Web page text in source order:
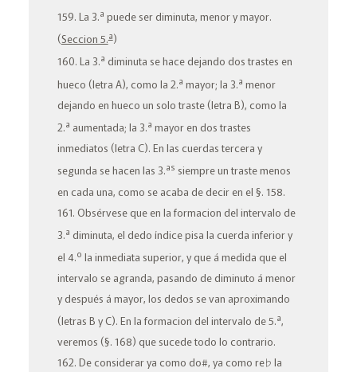
159. La 3.a puede serdiminuta, menorymayor.
(Seccion 5.a)
160. La 3.a diminuta se hace dejando dos trastes en
hueco (letra A), como la 2.a mayor; la 3.a menor
dejando en hueco un solo traste (letra B), como la
2.a aumentada; la 3.a mayoren dos trastes
inmediatos (letra C). En las cuerdas tercera y
segunda se hacen las 3.as siempre un traste menos
en cada una, como se acaba de decir en el §. 158.
161. Obsérvese que en la formacion del intervalo de
3.a diminuta, el dedo índicepisa la cuerda inferior y
el 4.o la inmediata superior, y que á medida que el
intervalo se agranda, pasando dediminuto á menor
y después á mayor, los dedos se van aproximando
(letras B yC). En la formacion del intervalo de 5.a,
veremos (§. 168) que sucede todo lo contrario.
162. De considerar ya como do#, ya como re♭ la